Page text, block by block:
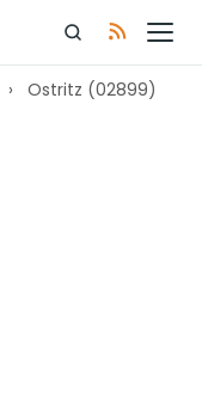
› Ostritz (02899)